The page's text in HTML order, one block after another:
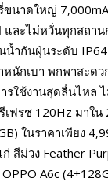
ขนาดใหญ่
และไม่หวั่นทุกสถา
น้ำกันฝุ่นระดับ
หนักเบา พกพาสะด
รใช้งานสุดลื่นไหล
เฟรช 120Hz มาใ
ในราคาเพียง
สีม่วง Feather
A6c